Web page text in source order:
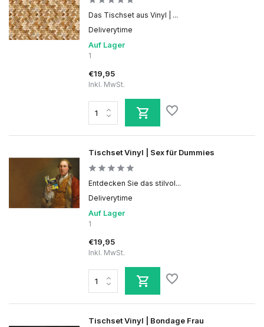
Das Tischset aus Vinyl | ...
Deliverytime
Auf Lager
1
€19,95
Inkl. MwSt.
Tischset Vinyl | Sex für Dummies
Entdecken Sie das stilvol...
Deliverytime
Auf Lager
1
€19,95
Inkl. MwSt.
Tischset Vinyl | Bondage Frau